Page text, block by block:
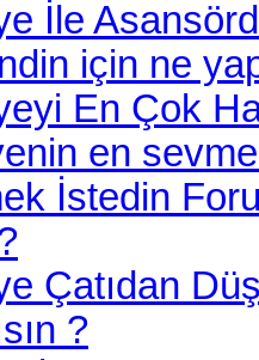
İle
için ne
En Çok
en
İstedin
Çatıdan
?